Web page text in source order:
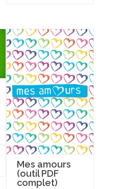
Mes amours
(outil PDF
complet)